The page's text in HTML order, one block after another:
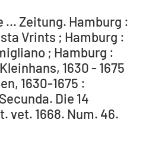
... Zeitung. Hamburg :
Vrints ; Hamburg :
; Hamburg :
1630 - 1675
1630-1675 :
Die 14
vet. 1668. Num. 46.